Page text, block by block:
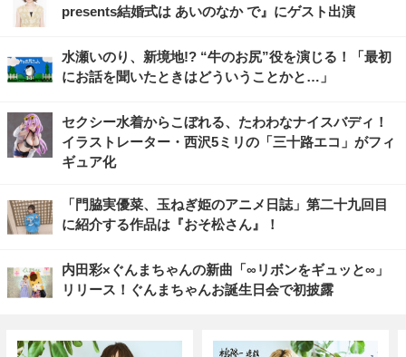
presents結婚式は あいのなか で』にゲスト出演
水瀬いのり、新境地!? “牛のお尻”役を演じる！「最初
にお話を聞いたときはどういうことかと…」
セクシー水着からこぼれる、たわわなナイスバディ！
イラストレーター・西沢5ミリの「三十路エコ」がフィ
ギュア化
「門脇実優菜、玉ねぎ姫のアニメ日誌」第二十九回目
に紹介する作品は『おそ松さん』！
内田彩×ぐんまちゃんの新曲「∞リボンをギュッと∞」
リリース！ぐんまちゃんお誕生日会で初披露